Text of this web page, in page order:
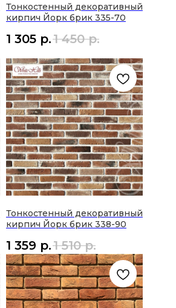
Тонкостенный декоративный
кирпич Йорк брик 335-70
1 305 р.1 450 р.
Тонкостенный декоративный
кирпич Йорк брик 338-90
1 359 р.1 510 р.